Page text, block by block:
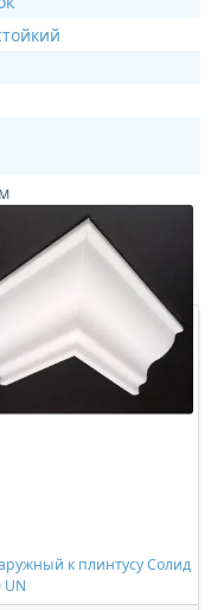
к плинтусу Солид